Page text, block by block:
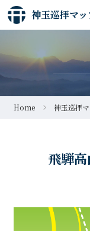
神玉巡拝マ
Home 神玉巡拝
飛騨